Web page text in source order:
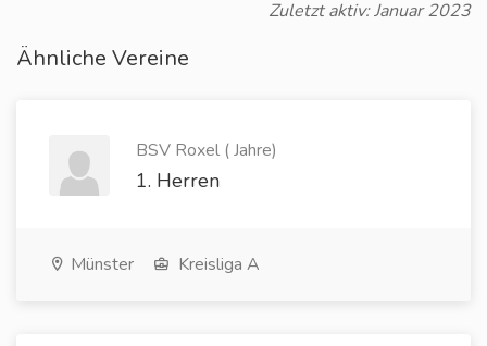
Zuletzt aktiv: Januar 2023
Ähnliche Vereine
BSV Roxel ( Jahre)
1. Herren
Münster Kreisliga A